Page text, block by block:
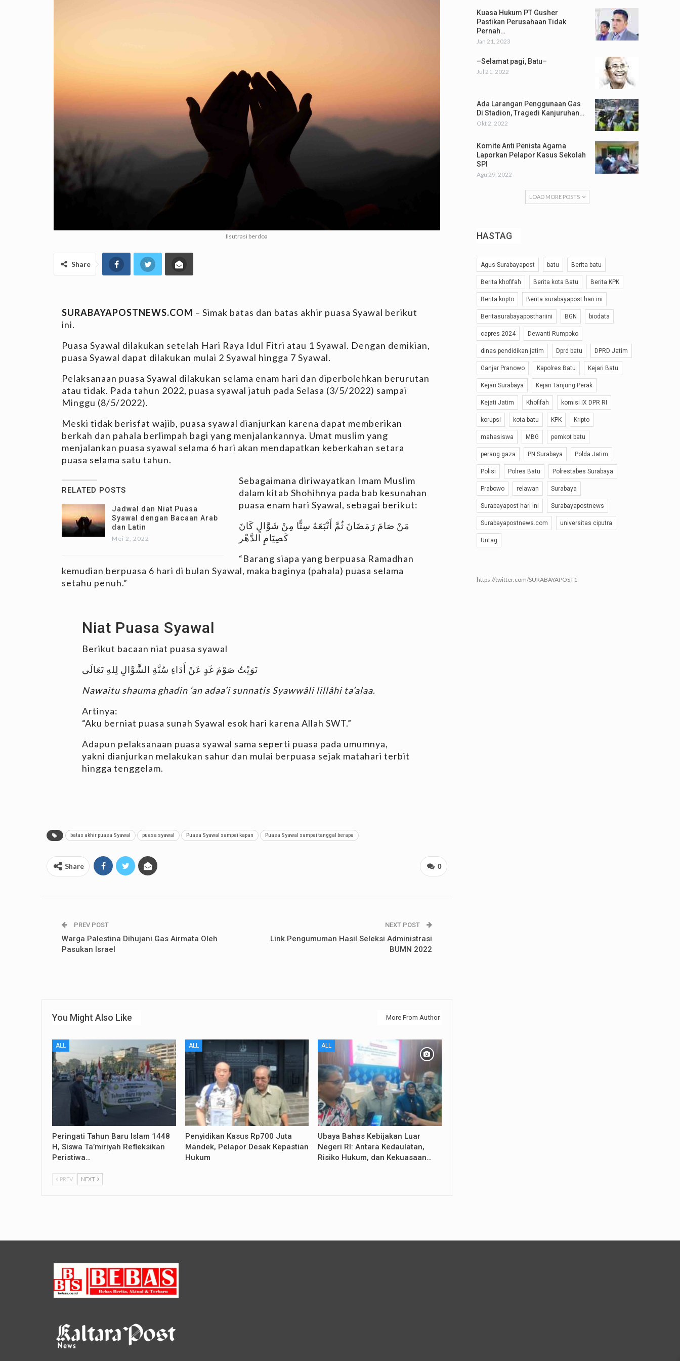
Ilsutrasi berdoa
Share
SURABAYAPOSTNEWS.COM – Simak batas dan batas akhir puasa Syawal berikut
ini.
Puasa Syawal dilakukan setelah Hari Raya Idul Fitri atau 1 Syawal. Dengan demikian,
puasa Syawal dapat dilakukan mulai 2 Syawal hingga 7 Syawal.
Pelaksanaan puasa Syawal dilakukan selama enam hari dan diperbolehkan berurutan
atau tidak. Pada tahun 2022, puasa syawal jatuh pada Selasa (3/5/2022) sampai
Minggu (8/5/2022).
Meski tidak berisfat wajib, puasa syawal dianjurkan karena dapat memberikan
berkah dan pahala berlimpah bagi yang menjalankannya. Umat muslim yang
menjalankan puasa syawal selama 6 hari akan mendapatkan keberkahan setara
puasa selama satu tahun.
RELATED POSTS
Jadwal dan Niat Puasa
Syawal dengan Bacaan Arab
dan Latin
Mei 2, 2022
Sebagaimana diriwayatkan Imam Muslim
dalam kitab Shohihnya pada bab kesunahan
puasa enam hari Syawal, sebagai berikut:
مَنْ صَامَ رَمَضَانَ ثُمَّ أَتْبَعَهُ سِتًّا مِنْ شَوَّالٍ كَانَ
كَصِيَامِ الدَّهْر
“Barang siapa yang berpuasa Ramadhan
kemudian berpuasa 6 hari di bulan Syawal, maka baginya (pahala) puasa selama
setahu penuh.”
Niat Puasa Syawal
Berikut bacaan niat puasa syawal
نَوَيْتُ صَوْمَ غَدٍ عَنْ أَدَاءِ سُنَّةِ الشَّوَّالِ لِلهِ تَعَالَى
Nawaitu shauma ghadin ‘an adaa’i sunnatis Syawwâli lillâhi ta’alaa.
Artinya:
“Aku berniat puasa sunah Syawal esok hari karena Allah SWT.”
Adapun pelaksanaan puasa syawal sama seperti puasa pada umumnya,
yakni dianjurkan melakukan sahur dan mulai berpuasa sejak matahari terbit
hingga tenggelam.
batas akhir puasa Syawal puasa syawal Puasa Syawal sampai kapan Puasa Syawal sampai tanggal berapa
0
Share
PREV POST
Warga Palestina Dihujani Gas Airmata Oleh
Pasukan Israel
NEXT POST
Link Pengumuman Hasil Seleksi Administrasi
BUMN 2022
You Might Also Like More From Author
ALL
Peringati Tahun Baru Islam 1448
H, Siswa Ta’miriyah Refleksikan
Peristiwa…
ALL
Penyidikan Kasus Rp700 Juta
Mandek, Pelapor Desak Kepastian
Hukum
ALL
Ubaya Bahas Kebijakan Luar
Negeri RI: Antara Kedaulatan,
Risiko Hukum, dan Kekuasaan…
PREV NEXT
Kuasa Hukum PT Gusher
Pastikan Perusahaan Tidak
Pernah…
Jan 21, 2023
–Selamat pagi, Batu–
Jul 21, 2022
Ada Larangan Penggunaan Gas
Di Stadion, Tragedi Kanjuruhan…
Okt 2, 2022
Komite Anti Penista Agama
Laporkan Pelapor Kasus Sekolah
SPI
Agu 29, 2022
LOAD MORE POSTS
HASTAG
Agus Surabayapost batu Berita batu
Berita khofifah Berita kota Batu Berita KPK
Berita kripto Berita surabayapost hari ini
Beritasurabayaposthariini BGN biodata
capres 2024 Dewanti Rumpoko
dinas pendidikan jatim Dprd batu DPRD Jatim
Ganjar Pranowo Kapolres Batu Kejari Batu
Kejari Surabaya Kejari Tanjung Perak
Kejati Jatim Khofifah komisi IX DPR RI
korupsi kota batu KPK Kripto
mahasiswa MBG pemkot batu
perang gaza PN Surabaya Polda Jatim
Polisi Polres Batu Polrestabes Surabaya
Prabowo relawan Surabaya
Surabayapost hari ini Surabayapostnews
Surabayapostnews.com universitas ciputra
Untag
https://twitter.com/SURABAYAPOST1